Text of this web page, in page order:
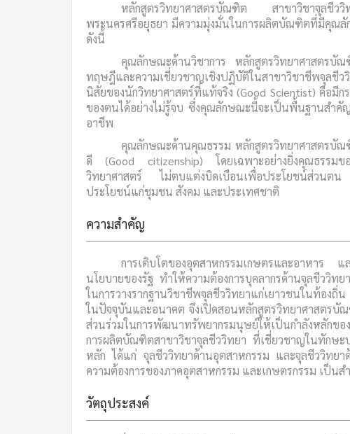
หลักสูตรวิทยาศาสตรบัณฑิต สาขาวิชาจุลชี
พระนครศรีอยุธยา มีความมุ่งมั่นในการผลิตบัณฑิตที่มีคุณ
ดังนี้
คุณลักษณะด้านวิชาการ หลักสูตรวิทยาศาสตรบั
ทฤษฎีและความเชี่ยวชาญเชิงปฏิบัติในสาขาวิชาชีพจุล
นิสัยของนักวิทยาศาสตร์ที่แท้จริง (Good Scientist) คือมีก
ของตนได้อย่างไม่รู้จบ ซึ่งคุณลักษณะนี้จะเป็นพื้นฐานสำคั
อาชีพ
คุณลักษณะด้านคุณธรรม หลักสูตรวิทยาศาสตรบั
ดี (Good citizenship) โดยเฉพาะอย่างยิ่งคุณธรรมข
วิทยาศาสตร์ ไม่ตบแต่งบิดเบือนเพื่อประโยชน์ส่วนตน
ประโยชน์แก่ชุมชน สังคม และประเทศชาติ
ความสำคัญ
การเติบโตของอุตสาหกรรมเกษตรและอาหาร
นโยบายของรัฐ ทำให้ความต้องการบุคลากรด้านจุลชีววิท
ในการวางรากฐานวิชาชีพจุลชีววิทยาแก่เยาวชนในท้อง
ในปัจจุบันและอนาคต จึงเปิดสอนหลักสูตรวิทยาศาสตร
ส่วนร่วมในการพัฒนาทรัพยากรมนุษย์ให้เป็นกำลังหลัก
การผลิตบัณฑิตสาขาวิชาจุลชีววิทยา ที่เชี่ยวชาญในทักษ
หลัก ได้แก่ จุลชีววิทยาด้านอุตสาหกรรม และจุลชีววิทย
ความต้องการของภาคอุตสาหกรรม และเกษตรกรรม เป็นส
วัตถุประสงค์